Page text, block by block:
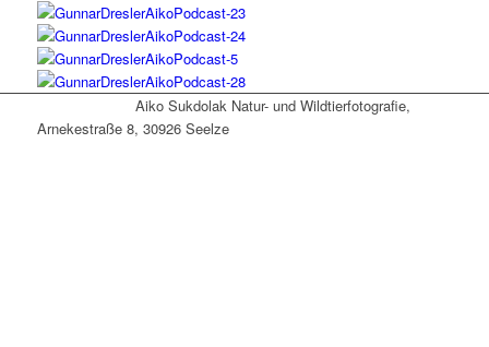
Aiko Sukdolak Natur- und Wildtierfotografie,
Arnekestraße 8, 30926 Seelze